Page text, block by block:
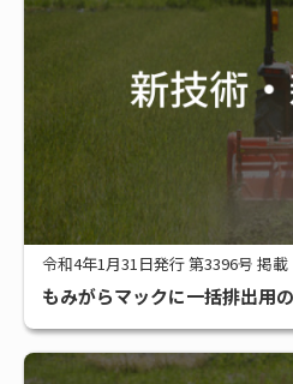
令和4年1月31日発行 第3396号 掲載
もみがらマックに一括排出用